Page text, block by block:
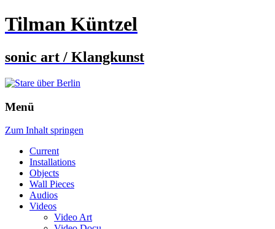
Tilman Küntzel
sonic art / Klangkunst
Menü
Zum Inhalt springen
Current
Installations
Objects
Wall Pieces
Audios
Videos
Video Art